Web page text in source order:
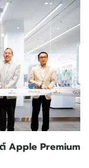
Apple Premium